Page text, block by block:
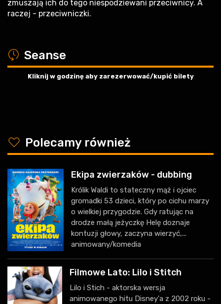
zmuszają ich do tego niespodziewani przeciwnicy. A
raczej - przeciwniczki.
a Seanse
Kliknij w godzinę aby zarezerwować/kupić bilety
y Polecamy również
Ekipa zwierzaków - dubbing
Królik Waldi to stateczny mąż i ojciec
gromadki 53 dzieci, który po cichu marzy
o wielkiej przygodzie. Gdy ratując na
drodze małą jeżyczkę Helę doznaje
kontuzji głowy, zaczyna wierzyć,...
animowany/komedia
Filmowe Lato: Lilo i Stitch
Lilo i Stich - aktorska wersja
animowanego hitu Disney'a z 2002 roku -